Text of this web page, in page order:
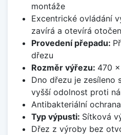
montáže
Excentrické ovládání
zavírá a otevírá
Provedení přepadu:
dřezu
Rozměr výřezu: 470
Dno dřezu je zesíleno
vyšší odolnost proti
Antibakteriální
Typ výpusti: Sítková
Dřez z výroby bez